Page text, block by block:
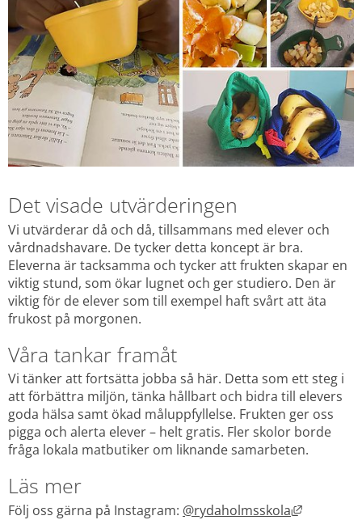
Det visade utvärderingen
Vi utvärderar då och då, tillsammans med elever och
vårdnadshavare. De tycker detta koncept är bra.
Eleverna är tacksamma och tycker att frukten skapar en
viktig stund, som ökar lugnet och ger studiero. Den är
viktig för de elever som till exempel haft svårt att äta
frukost på morgonen.
Våra tankar framåt
Vi tänker att fortsätta jobba så här. Detta som ett steg i
att förbättra miljön, tänka hållbart och bidra till elevers
goda hälsa samt ökad måluppfyllelse. Frukten ger oss
pigga och alerta elever – helt gratis. Fler skolor borde
fråga lokala matbutiker om liknande samarbeten.
Läs mer
Följ oss gärna på Instagram: @rydaholmsskola Länk till